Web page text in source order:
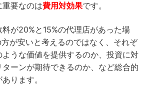
要なのは費用対効果です。
が20%と15%の代理店があった場
が安いと考えるのではなく、それぞ
うな価値を提供するのか、投資に対
ターンが期待できるのか、など総合的
ります。